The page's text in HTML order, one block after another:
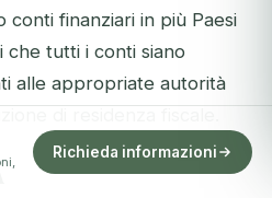
conti finanziari in più Paesi
che tutti i conti siano
alle appropriate autorità
Richieda informazioni